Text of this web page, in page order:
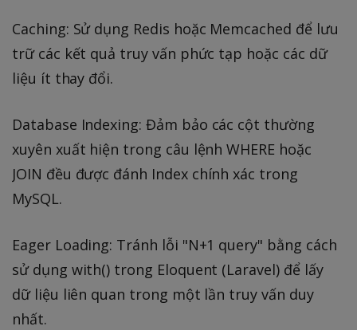
Caching: Sử dụng Redis hoặc Memcached để lưu
trữ các kết quả truy vấn phức tạp hoặc các dữ
liệu ít thay đổi.
Database Indexing: Đảm bảo các cột thường
xuyên xuất hiện trong câu lệnh WHERE hoặc
JOIN đều được đánh Index chính xác trong
MySQL.
Eager Loading: Tránh lỗi "N+1 query" bằng cách
sử dụng with() trong Eloquent (Laravel) để lấy
dữ liệu liên quan trong một lần truy vấn duy
nhất.